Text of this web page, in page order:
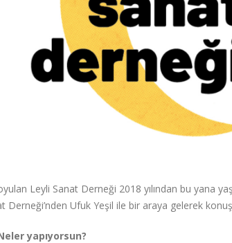
Leyli Sanat Derneği 2018 yılından bu yana
Derneği’nden Ufuk Yeşil ile bir araya gelerek
yapıyorsun?